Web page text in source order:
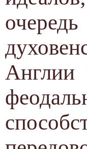
Англии